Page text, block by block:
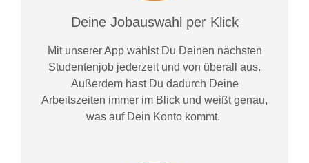
Deine Jobauswahl per Klick
Mit unserer App wählst Du Deinen nächsten
Studentenjob jederzeit und von überall aus.
Außerdem hast Du dadurch Deine
Arbeitszeiten immer im Blick und weißtgenau,
was auf Dein Konto kommt.